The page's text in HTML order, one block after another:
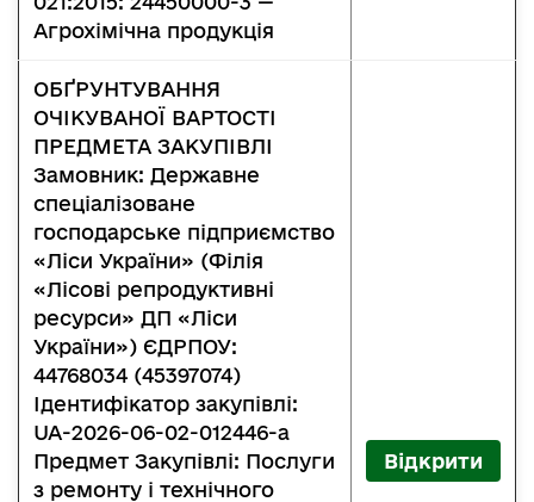
Агрохімічна продукція
ОБҐРУНТУВАННЯ
ОЧІКУВАНОЇ ВАРТОСТІ
ПРЕДМЕТА ЗАКУПІВЛІ
Замовник: Державне
спеціалізоване
господарське підприємство
«Ліси України» (Філія
«Лісові репродуктивні
ресурси» ДП «Ліси
України») ЄДРПОУ:
44768034 (45397074)
Ідентифікатор закупівлі:
UA-2026-06-02-012446-a
Предмет Закупівлі: Послуги
з ремонту і технічного
Відкрити